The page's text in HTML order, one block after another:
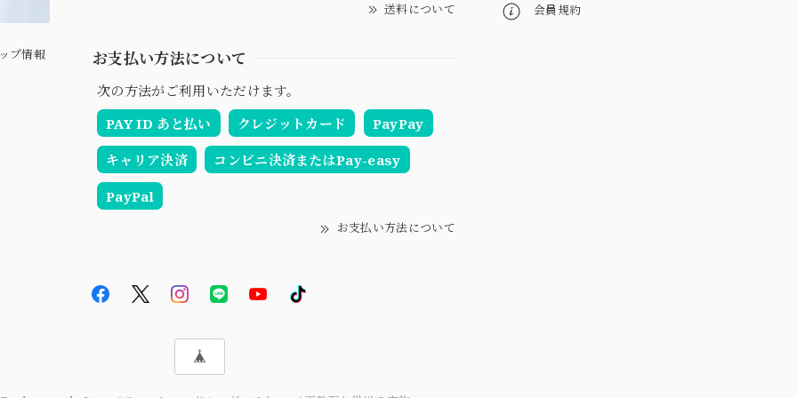
プ情報
送料について
お支払い方法について
次の方法がご利用いただけます。
PAY ID あと払い
クレジットカード PayPay
キャリア決済 コンビニ決済またはPay-easy
PayPal
お支払い方法について
会員規約